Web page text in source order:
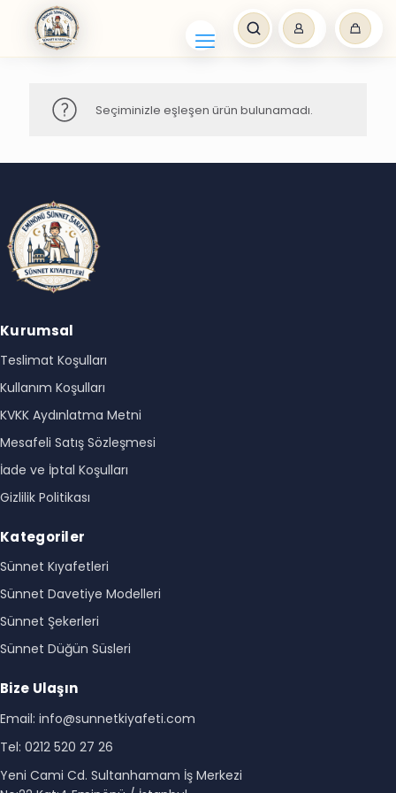
Seçiminizle eşleşen ürün bulunamadı.
Kurumsal
Teslimat Koşulları
Kullanım Koşulları
KVKK Aydınlatma Metni
Mesafeli Satış Sözleşmesi
İade ve İptal Koşulları
Gizlilik Politikası
Kategoriler
Sünnet Kıyafetleri
Sünnet Davetiye Modelleri
Sünnet Şekerleri
Sünnet Düğün Süsleri
Bize Ulaşın
Email: info@sunnetkiyafeti.com
Tel: 0212 520 27 26
Yeni Cami Cd. Sultanhamam İş Merkezi